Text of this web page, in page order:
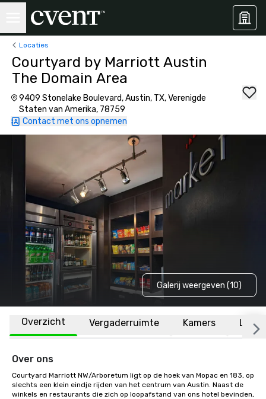
Locaties
Courtyard by Marriott Austin
The Domain Area
9409 Stonelake Boulevard, Austin, TX, Verenigde
Staten van Amerika, 78759
Contact met ons opnemen
Galerij weergeven (10)
Overzicht Vergaderruimte Kamers
Over ons
Courtyard Marriott NW/Arboretum ligt op de hoek van Mopac en 183, op
slechts een klein eindje rijden van het centrum van Austin. Naast de
winkels en restaurants die zich op loopafstand van ons hotel bevinden,